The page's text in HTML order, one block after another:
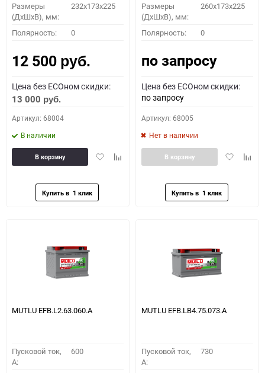
Размеры
(ДхШхВ), мм:
232x173x225
Полярность: 0
12 500 руб.
Цена без ECOном скидки:
13 000 руб.
Артикул: 68004
В наличии
ДобавитьДобавить
В корзину
Размеры
(ДхШхВ), мм:
260х173х225
Полярность: 0
по запросу
Цена без ECOном скидки:
по запросу
Артикул: 68005
Нет в наличии
Добавить
В корзину
MUTLU EFB.L2.63.060.A
Пусковой ток,
A:
600
MUTLU EFB.LB4.75.073.A
Пусковой ток,
A:
730